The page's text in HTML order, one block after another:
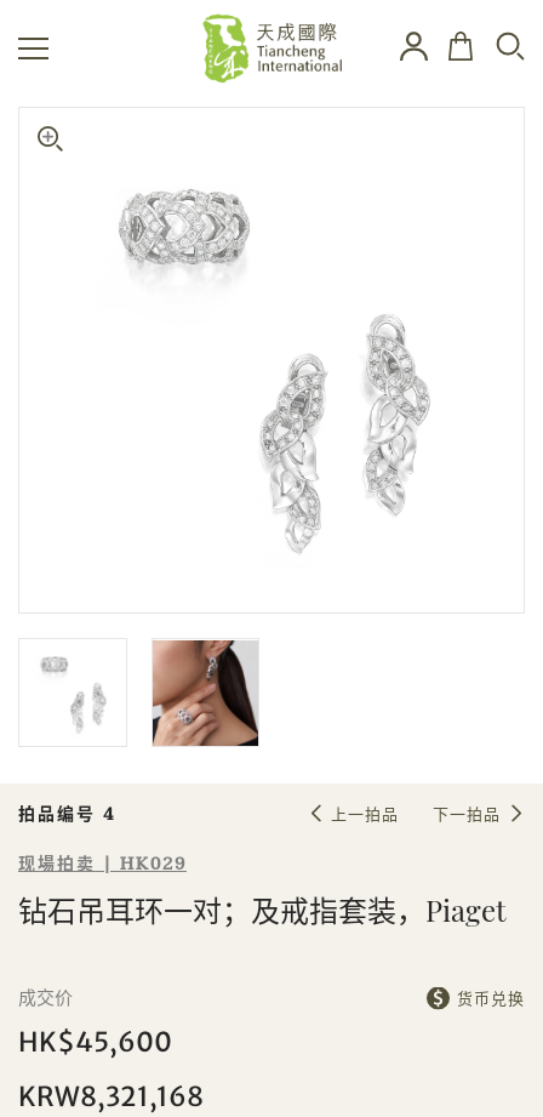
個人
Sale HK029 | 拍品编号 4
钻石吊耳环一对；及戒指套装，
Piaget
现場拍卖 | HK029
拍品编号 4 上一拍品 下一拍品
钻石吊耳环一对；及戒指套装，Piaget
成交价 货币兑换
HK$45,600
KRW8,321,168